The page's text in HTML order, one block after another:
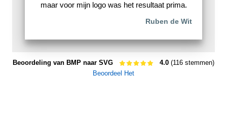
maar voor mijn logo was het resultaat prima.
Ruben de Wit
Beoordeling van BMP naar SVG 4.0 (116 stemmen)
Beoordeel Het